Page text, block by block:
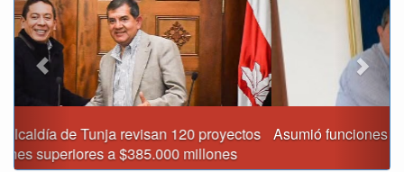
Asumió funciones nuevo secretario de Medio Ambiente de
Tunja